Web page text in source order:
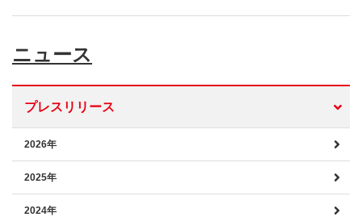
ニュース
プレスリリース
2026年
2025年
2024年